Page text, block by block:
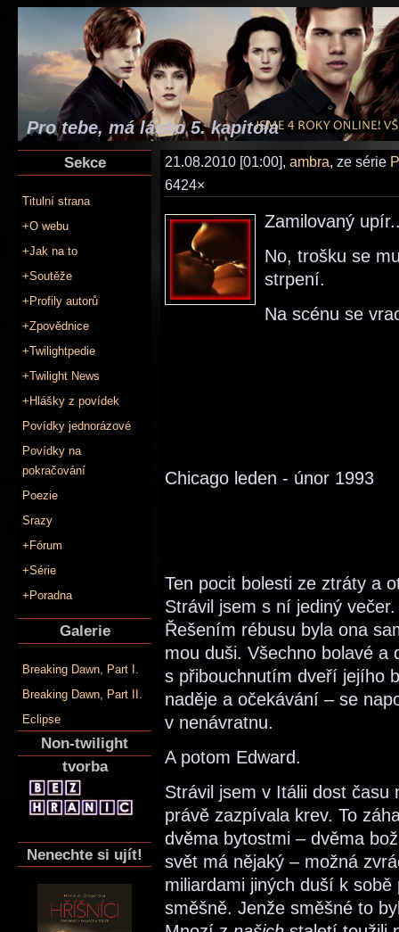
Pro tebe, má lásko 5. kapitola
Sekce
Titulní strana
+O webu
+Jak na to
+Soutěže
+Profily autorů
+Zpovědnice
+Twilightpedie
+Twilight News
+Hlášky z povídek
Povídky jednorázové
Povídky na
pokračování
Poezie
Srazy
+Fórum
+Série
+Poradna
Galerie
Breaking Dawn, Part I.
Breaking Dawn, Part II.
Eclipse
Non-twilight
tvorba
Nenechte si ujít!
21.08.2010 [01:00], ambra, ze série
6424×
Zamilovaný
No, trošku se
strpení.
Na scénu se
Chicago leden - únor 1993
Ten pocit bolesti ze ztráty a
Strávil jsem s ní jediný
Řešením rébusu byla ona
mou duši. Všechno bolavé a
s přibouchnutím dveří jejího
naděje a očekávání – se
v nenávratnu.
A potom Edward.
Strávil jsem v Itálii dost
právě zazpívala krev. To
dvěma bytostmi – dvěma
svět má nějaký – možná
miliardami jiných duší k
směšně. Jenže směšné to